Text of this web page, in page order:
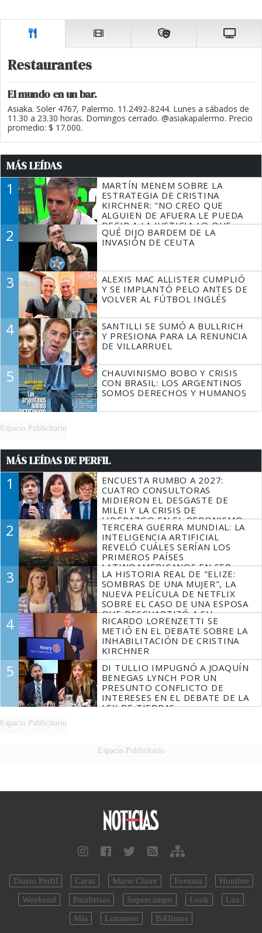
Restaurantes
El mundo en un bar.
Asiaka. Soler 4767, Palermo. 11.2492-8244. Lunes a sábados de
11.30 a 23.30 horas. Domingos cerrado. @asiakapalermo. Precio
promedio: $ 17.000.
MÁS LEÍDAS
1
MARTÍN MENEM SOBRE LA
ESTRATEGIA DE CRISTINA
KIRCHNER: "NO CREO QUE
ALGUIEN DE AFUERA LE PUEDA
DECIR A LA JUSTICIA LO QUE
TIENE QUE HACER"
2
QUÉ DIJO BARDEM DE LA
INVASIÓN DE CEUTA
3
ALEXIS MAC ALLISTER CUMPLIÓ
Y SE IMPLANTÓ PELO ANTES DE
VOLVER AL FÚTBOL INGLÉS
4
SANTILLI SE SUMÓ A BULLRICH
Y PRESIONA PARA LA RENUNCIA
DE VILLARRUEL
5
CHAUVINISMO BOBO Y CRISIS
CON BRASIL: LOS ARGENTINOS
SOMOS DERECHOS Y HUMANOS
Espacio Publicitario
MÁS LEÍDAS DE PERFIL
1
ENCUESTA RUMBO A 2027:
CUATRO CONSULTORAS
MIDIERON EL DESGASTE DE
MILEI Y LA CRISIS DE
LIDERAZGO EN EL PERONISMO
2
TERCERA GUERRA MUNDIAL: LA
INTELIGENCIA ARTIFICIAL
REVELÓ CUÁLES SERÍAN LOS
PRIMEROS PAÍSES
LATINOAMERICANOS EN SER
DERROTADOS
3
LA HISTORIA REAL DE "ELIZE:
SOMBRAS DE UNA MUJER", LA
NUEVA PELÍCULA DE NETFLIX
SOBRE EL CASO DE UNA ESPOSA
QUE DESCUARTIZÓ A SU
MARIDO
4
RICARDO LORENZETTI SE
METIÓ EN EL DEBATE SOBRE LA
INHABILITACIÓN DE CRISTINA
KIRCHNER
5
DI TULLIO IMPUGNÓ A JOAQUÍN
BENEGAS LYNCH POR UN
PRESUNTO CONFLICTO DE
INTERESES EN EL DEBATE DE LA
LEY DE TIERRAS
Espacio Publicitario
Espacio Publicitario
Diario Perfil Caras Marie Claire Fortuna
Hombre
Weekend
Parabrisas Supercampo Look
Luz
Mía
Lunateen BATimes